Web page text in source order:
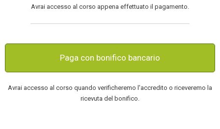
Avrai accesso al corso appena effettuato il pagamento.
Paga con bonifico bancario
Avrai accesso al corso quando verificheremo l'accredito o riceveremo la
ricevuta del bonifico.